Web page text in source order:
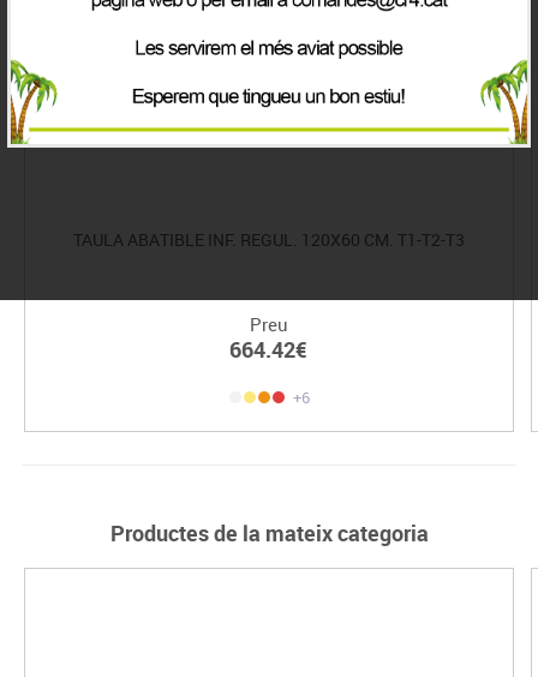
TAULA ABATIBLE INF. REGUL. 120X60 CM. T1-T2-T3
Preu
664.42€
+6
Productes de la mateix categoria